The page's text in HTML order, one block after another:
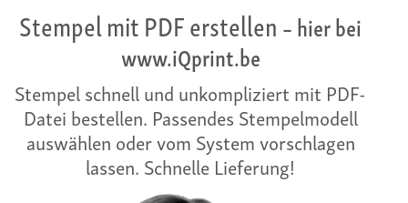
Stempel mit PDF erstellen– hier bei
www.iQprint.be
Stempel schnell und unkompliziert mit PDF-
Datei bestellen. Passendes Stempelmodell
auswählen oder vom System vorschlagen
lassen. Schnelle Lieferung!